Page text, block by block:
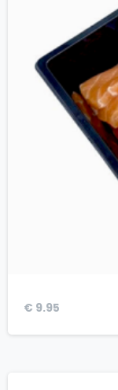
€ 9.95